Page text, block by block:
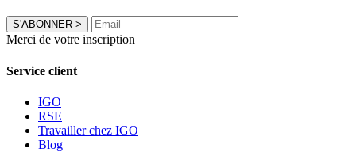
S'ABONNER >
Merci de votre inscription
Service client
IGO
RSE
Travailler chez IGO
Blog